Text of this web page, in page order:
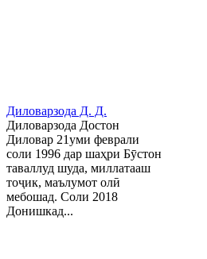
Диловарзода Д. Д.
Диловарзода Достон
Диловар 21уми феврали
соли 1996 дар шаҳри Бӯстон
таваллуд шуда, миллатааш
тоҷик, маълумот олӣ
мебошад. Соли 2018
Донишкад...